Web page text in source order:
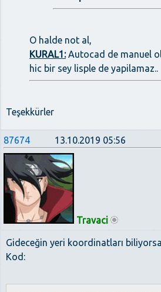
O halde not al,
KURAL1:Autocad de manuel
hic bir sey lisple de yapilamaz..
Teşekkürler
87674 13.10.2019 05:56
Travaci
Gideceğin yeri koordinatları
Kod: